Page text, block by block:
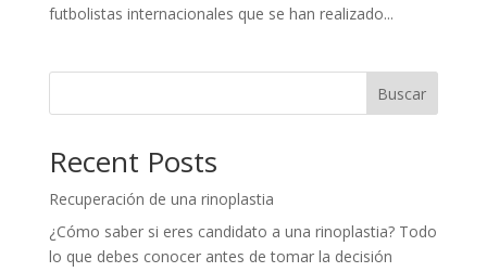
futbolistas internacionales que se han realizado...
Buscar
Recent Posts
Recuperación de una rinoplastia
¿Cómo saber si eres candidato a una rinoplastia? Todo
lo que debes conocer antes de tomar la decisión